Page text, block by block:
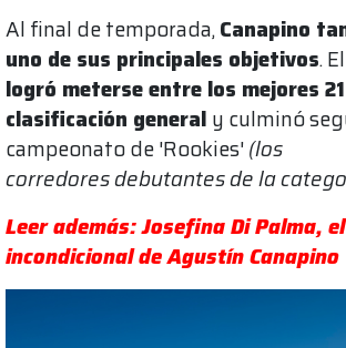
Al final de temporada,Canapino
uno de sus principales objetivos.
logró meterse entre los mejores
clasificación general y culminó
campeonato de 'Rookies'(los
corredores debutantes de la
Leer además: Josefina Di Palma,
incondicional de Agustín Canapino